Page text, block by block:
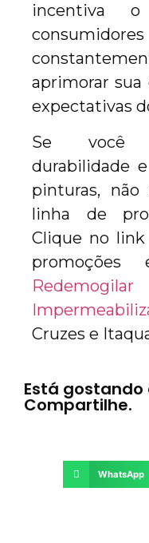
incentiva
aprimorar sua
expectativas
Se você
durabilidade
pinturas,
linha de
Clique no link
promoções
Redemogilar
Cruzes e
Está
Compartilhe.
WhatsApp